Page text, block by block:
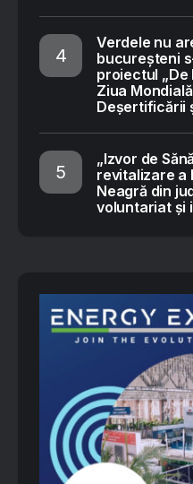
Verdele nu
bucureșteni
proiectul „De
Ziua
Deșertificării
„Izvor de
revitalizare a
Neagră din
voluntariat și